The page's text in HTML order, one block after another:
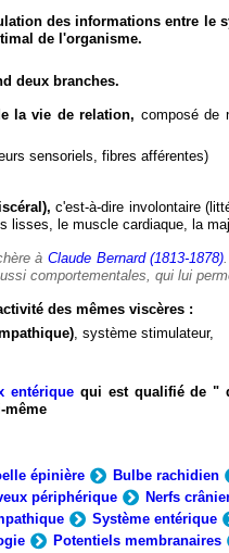
des informations entre le
de l'organisme.
deux branches.
la vie de relation, composé de
sensoriels, fibres afférentes)
c'est-à-dire involontaire
le muscle cardiaque, la
àClaude Bernard (1813-1878)
comportementales, qui lui
des mêmes viscères :
, système stimulateur,
entérique qui est qualifié de "
même
épinière Bulbe rachidien
périphérique Nerfs
Système entérique
Potentiels membranaires